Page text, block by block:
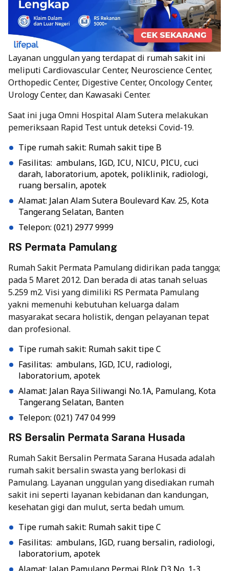
Layanan unggulan yang terdapat di rumah sakit ini
meliputi Cardiovascular Center, Neuroscience Center,
Orthopedic Center, Digestive Center, Oncology Center,
Urology Center, dan Kawasaki Center.
Saat ini juga Omni Hospital Alam Sutera melakukan
pemeriksaan Rapid Test untuk deteksi Covid-19.
Tipe rumah sakit: Rumah sakit tipe B
Fasilitas: ambulans, IGD, ICU, NICU, PICU, cuci
darah, laboratorium, apotek, poliklinik, radiologi,
ruang bersalin, apotek
Alamat: Jalan Alam Sutera Boulevard Kav. 25, Kota
Tangerang Selatan, Banten
Telepon: (021) 2977 9999
RS Permata Pamulang
Rumah Sakit Permata Pamulang didirikan pada tangga;
pada 5 Maret 2012. Dan berada di atas tanah seluas
5.259 m2. Visi yang dimiliki RS Permata Pamulang
yakni memenuhi kebutuhan keluarga dalam
masyarakat secara holistik, dengan pelayanan tepat
dan profesional.
Tipe rumah sakit: Rumah sakit tipe C
Fasilitas: ambulans, IGD, ICU, radiologi,
laboratorium, apotek
Alamat: Jalan Raya Siliwangi No.1A, Pamulang, Kota
Tangerang Selatan, Banten
Telepon: (021) 747 04 999
RS Bersalin Permata Sarana Husada
Rumah Sakit Bersalin Permata Sarana Husada adalah
rumah sakit bersalin swasta yang berlokasi di
Pamulang. Layanan unggulan yang disediakan rumah
sakit ini seperti layanan kebidanan dan kandungan,
kesehatan gigi dan mulut, serta bedah umum.
Tipe rumah sakit: Rumah sakit tipe C
Fasilitas: ambulans, IGD, ruang bersalin, radiologi,
laboratorium, apotek